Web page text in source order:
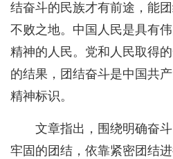
结奋斗的民族才有前途，能
不败之地。中国人民是具有
精神的人民。党和人民取得
的结果，团结奋斗是中国共
精神标识。
文章指出，围绕明确奋
牢固的团结，依靠紧密团结